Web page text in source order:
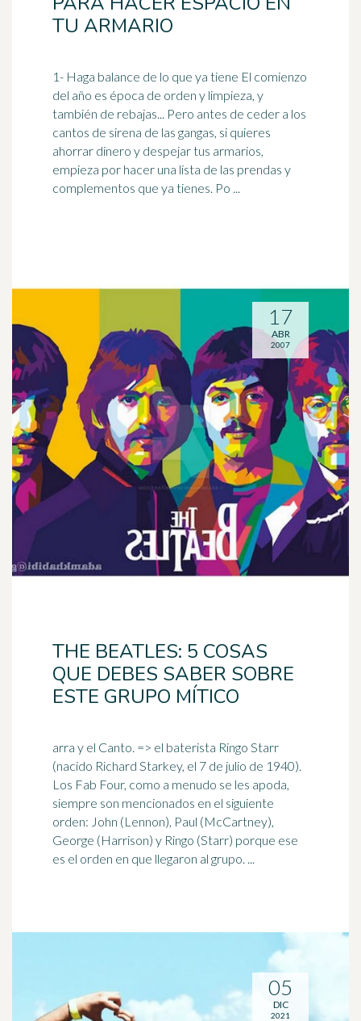
TU ARMARIO
1- Haga balance de lo que ya tiene El comienzo
del año es época de orden y limpieza, y
también de rebajas... Pero antes de ceder a los
cantos de sirena de las gangas, si quieres
ahorrar dinero y despejar tus armarios,
empieza por hacer una lista de las prendas y
complementos que ya tienes. Po ...
THE BEATLES: 5 COSAS
QUE DEBES SABER SOBRE
ESTE GRUPO MÍTICO
arra y el Canto. => el baterista Ringo Starr
(nacido Richard Starkey, el 7 de julio de 1940).
Los Fab Four, como a menudo se les apoda,
siempre son mencionados en el siguiente
orden: John (Lennon), Paul (McCartney),
George (Harrison) y Ringo (Starr) porque ese
es el orden en que llegaron al grupo. ...
17
ABR
2007
05
DIC
2021